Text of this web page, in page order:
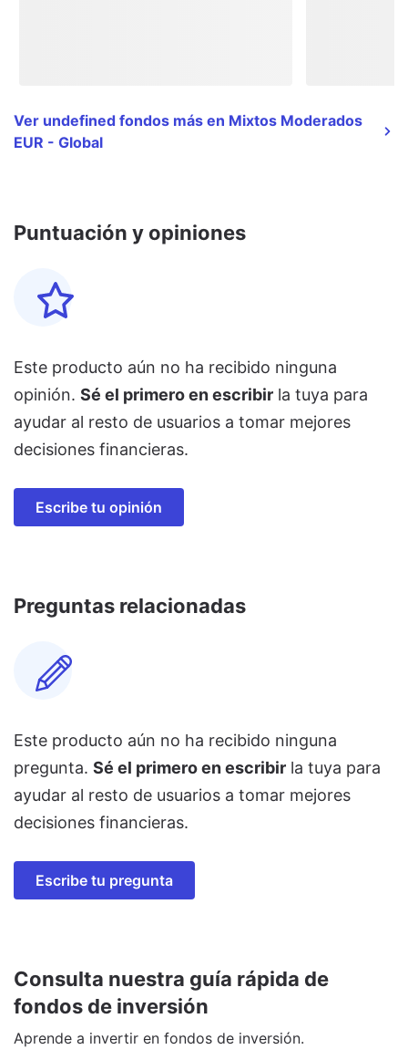
Ver undefined fondos más en Mixtos Moderados
EUR - Global
Puntuación y opiniones
Este producto aún no ha recibido ninguna
opinión. Sé el primero en escribir la tuya para
ayudar al resto de usuarios a tomar mejores
decisiones financieras.
Escribe tu opinión
Preguntas relacionadas
Este producto aún no ha recibido ninguna
pregunta. Sé el primero en escribir la tuya para
ayudar al resto de usuarios a tomar mejores
decisiones financieras.
Escribe tu pregunta
Consulta nuestra guía rápida de
fondos de inversión
Aprende a invertir en fondos de inversión.